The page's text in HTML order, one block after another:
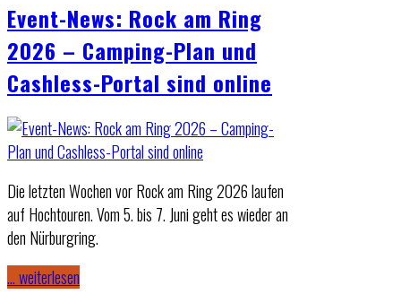
Event-News: Rock am Ring
2026 – Camping-Plan und
Cashless-Portal sind online
Die letzten Wochen vor Rock am Ring 2026 laufen
auf Hochtouren. Vom 5. bis 7. Juni geht es wieder an
den Nürburgring.
… weiterlesen